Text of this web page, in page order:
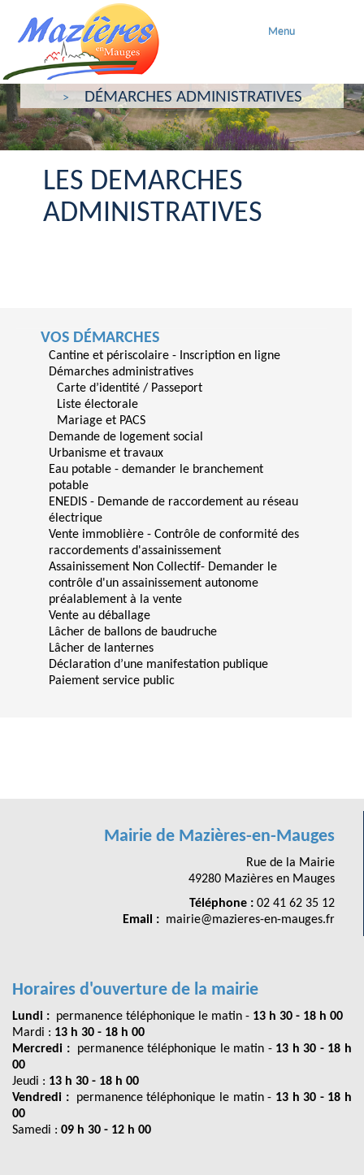
Menu
ACCUEIL
DÉMARCHES ADMINISTRATIVES
LES DEMARCHES
ADMINISTRATIVES
VOS DÉMARCHES
Cantine et périscolaire - Inscription en ligne
Démarches administratives
Carte d’identité / Passeport
Liste électorale
Mariage et PACS
Demande de logement social
Urbanisme et travaux
Eau potable - demander le branchement
potable
ENEDIS - Demande de raccordement au réseau
électrique
Vente immoblière - Contrôle de conformité des
raccordements d'assainissement
Assainissement Non Collectif- Demander le
contrôle d'un assainissement autonome
préalablement à la vente
Vente au déballage
Lâcher de ballons de baudruche
Lâcher de lanternes
Déclaration d’une manifestation publique
Paiement service public
Mairie de Mazières-en-Mauges
Rue de la Mairie
49280 Mazières en Mauges
Téléphone : 02 41 62 35 12
Email : mairie@mazieres-en-mauges.fr
Horaires d'ouverture de la mairie
Lundi : permanence téléphonique le matin - 13 h 30 - 18 h 00
Mardi : 13 h 30 - 18 h 00
Mercredi : permanence téléphonique le matin - 13 h 30 - 18 h
00
Jeudi : 13 h 30 - 18 h 00
Vendredi : permanence téléphonique le matin - 13 h 30 - 18 h
00
Samedi : 09 h 30 - 12 h 00